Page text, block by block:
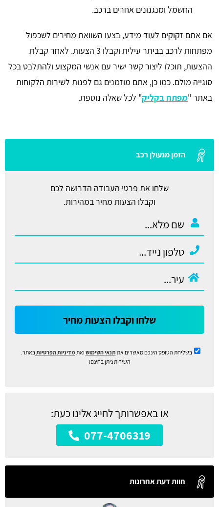
החשמל ומנגנונים אחרים ברכב.
אם אתם זקוקים לעוד מידע, בצעו השוואת מחירים לשכפול
מפתחות לרכב בביתר עילית וקבלו 3 הצעות. לאחר קבלת
ההצעות, תוכלו ליצור קשר ישיר עם אנשי המקצוע ולהתלבט בכל
סוגייה מולם. כמו כן, אתם מוזמנים גם לפנות לשירות הלקוחות
באתר "מפתח בקליק" לכל שאלה נוספת.
הזמן מנעולן רכב
שלחו את פרטי העבודה הדרושה לכם
וקבלו הצעות מחיר במהירות.
שלחו וקבלו הצעות מחיר
בשליחת הטופס הינכם מאשרים את תנאי השימוש ואתמדיניות הפרטיותבאתר.
השירות ניתן בחינם!
או באפשרותך לחייג אלינו כעת:
077-4706319
חוות דעת אחרונות